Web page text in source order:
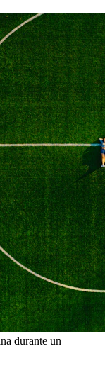
durante un